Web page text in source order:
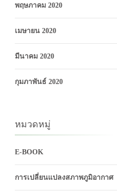
พฤษภาคม 2020
เมษายน 2020
มีนาคม 2020
กุมภาพันธ์ 2020
หมวดหมู่
E-BOOK
การเปลี่ยนแปลงสภาพภูมิอากาศ